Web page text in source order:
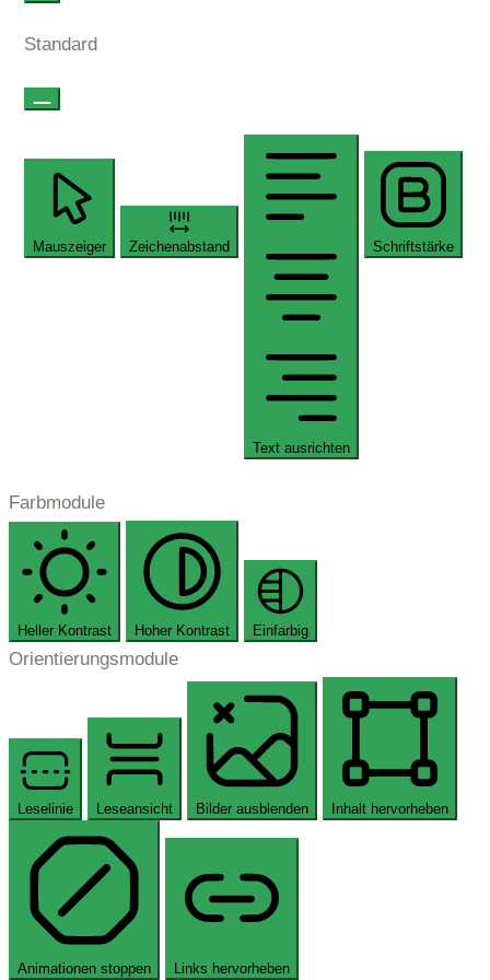
Standard
Mauszeiger Zeichenabstand
Text ausrichten
Schriftstärke
Farbmodule
Heller Kontrast Hoher Kontrast Einfarbig
Orientierungsmodule
Leselinie Leseansicht Bilder ausblenden Inhalt hervorheben
Animationen stoppen Links hervorheben